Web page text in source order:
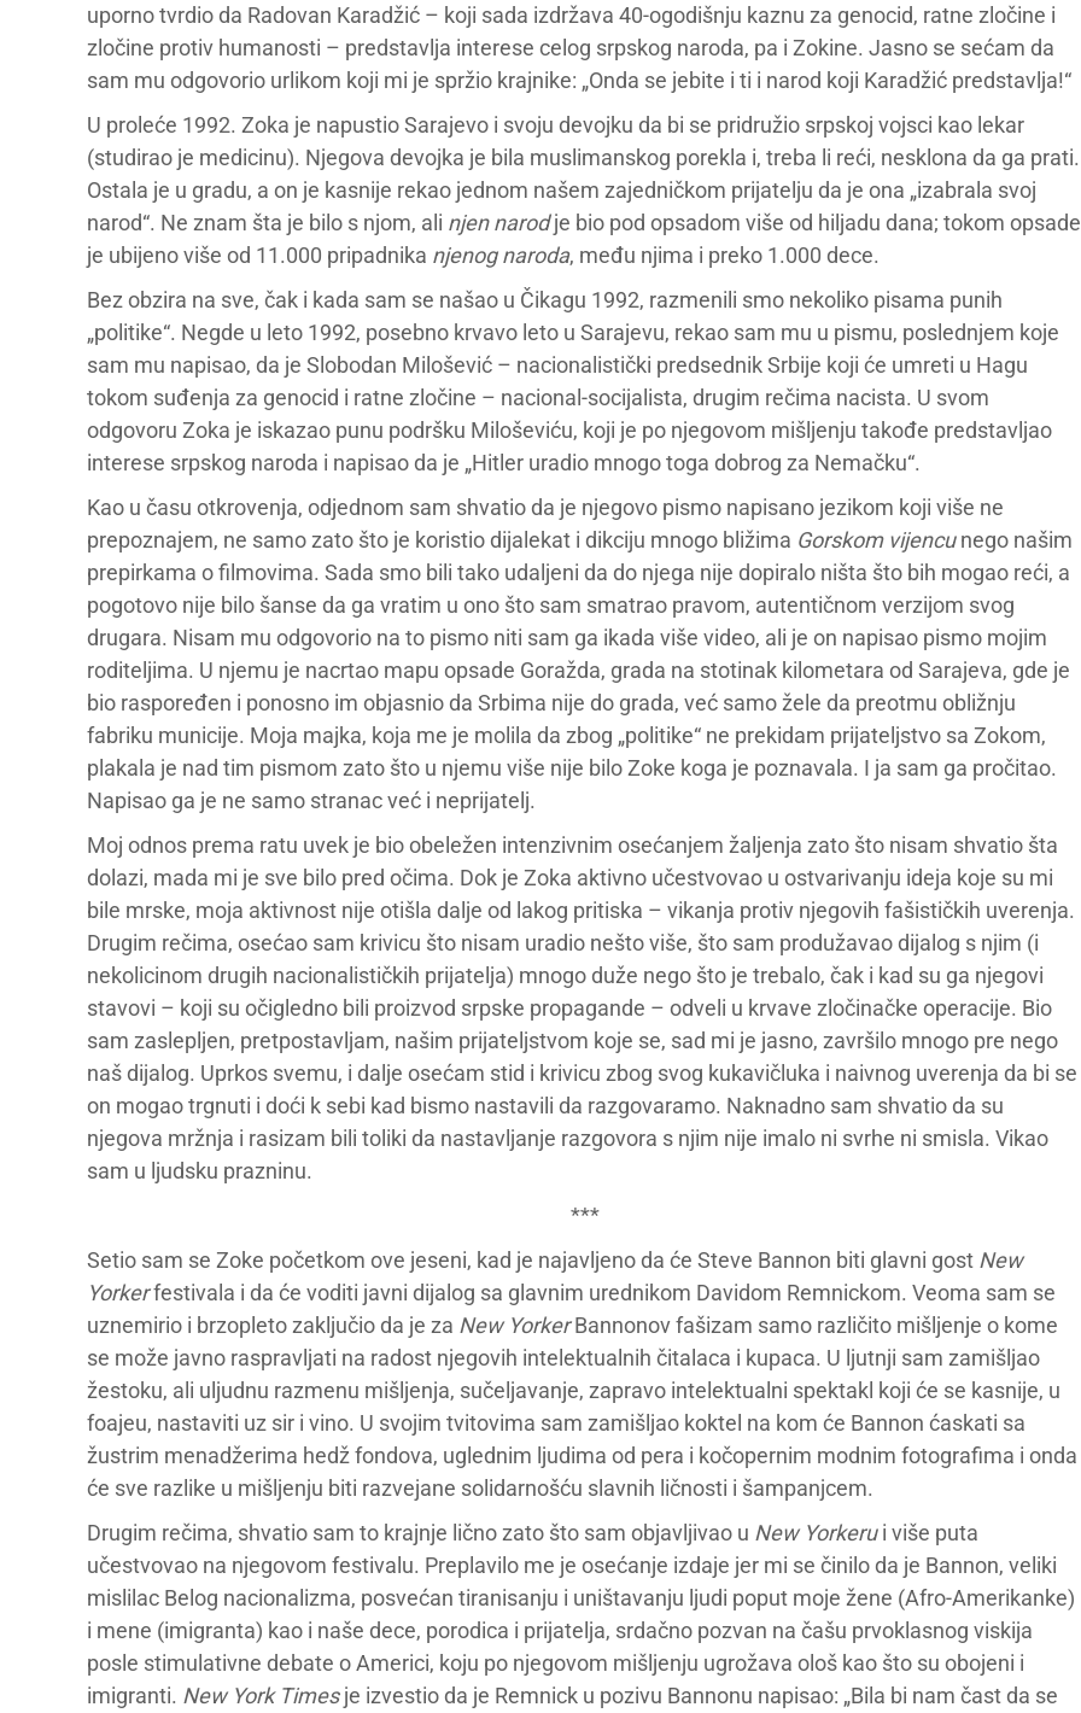
uporno tvrdio da Radovan Karadžić – koji sada izdržava 40-ogodišnju kaznu za genocid, ratne zločine i
zločine protiv humanosti – predstavlja interese celog srpskog naroda, pa i Zokine. Jasno se sećam da
sam mu odgovorio urlikom koji mi je spržio krajnike: „Onda se jebite i ti i narod koji Karadžić predstavlja!“
U proleće 1992. Zoka je napustio Sarajevo i svoju devojku da bi se pridružio srpskoj vojsci kao lekar
(studirao je medicinu). Njegova devojka je bila muslimanskog porekla i, treba li reći, nesklona da ga prati.
Ostala je u gradu, a on je kasnije rekao jednom našem zajedničkom prijatelju da je ona „izabrala svoj
narod“. Ne znam šta je bilo s njom, ali njen narodje bio pod opsadom više od hiljadu dana; tokom opsade
je ubijeno više od 11.000 pripadnika njenog naroda, među njima i preko 1.000 dece.
Bez obzira na sve, čak i kada sam se našao u Čikagu 1992, razmenili smo nekoliko pisama punih
„politike“. Negde u leto 1992, posebno krvavo leto u Sarajevu, rekao sam mu u pismu, poslednjem koje
sam mu napisao, da je Slobodan Milošević – nacionalistički predsednik Srbije koji će umreti u Hagu
tokom suđenja za genocid i ratne zločine – nacional-socijalista, drugim rečima nacista. U svom
odgovoru Zoka je iskazao punu podršku Miloševiću, koji je po njegovom mišljenju takođe predstavljao
interese srpskog naroda i napisao da je „Hitler uradio mnogo toga dobrog za Nemačku“.
Kao u času otkrovenja, odjednom sam shvatio da je njegovo pismo napisano jezikom koji više ne
prepoznajem, ne samo zato što je koristio dijalekat i dikciju mnogo bližima Gorskom vijencunego našim
prepirkama o filmovima. Sada smo bili tako udaljeni da do njega nije dopiralo ništa što bih mogao reći, a
pogotovo nije bilo šanse da ga vratim u ono što sam smatrao pravom, autentičnom verzijom svog
drugara. Nisam mu odgovorio na to pismo niti sam ga ikada više video, ali je on napisao pismo mojim
roditeljima. U njemu je nacrtao mapu opsade Goražda, grada na stotinak kilometara od Sarajeva, gde je
bio raspoređen i ponosno im objasnio da Srbima nije do grada, već samo žele da preotmu obližnju
fabriku municije. Moja majka, koja me je molila da zbog „politike“ ne prekidam prijateljstvo sa Zokom,
plakala je nad tim pismom zato što u njemu više nije bilo Zoke koga je poznavala. I ja sam ga pročitao.
Napisao ga je ne samo stranac već i neprijatelj.
Moj odnos prema ratu uvek je bio obeležen intenzivnim osećanjem žaljenja zato što nisam shvatio šta
dolazi, mada mi je sve bilo pred očima. Dok je Zoka aktivno učestvovao u ostvarivanju ideja koje su mi
bile mrske, moja aktivnost nije otišla dalje od lakog pritiska – vikanja protiv njegovih fašističkih uverenja.
Drugim rečima, osećao sam krivicu što nisam uradio nešto više, što sam produžavao dijalog s njim (i
nekolicinom drugih nacionalističkih prijatelja) mnogo duže nego što je trebalo, čak i kad su ga njegovi
stavovi – koji su očigledno bili proizvod srpske propagande – odveli u krvave zločinačke operacije. Bio
sam zaslepljen, pretpostavljam, našim prijateljstvom koje se, sad mi je jasno, završilo mnogo pre nego
naš dijalog. Uprkos svemu, i dalje osećam stid i krivicu zbog svog kukavičluka i naivnog uverenja da bi se
on mogao trgnuti i doći k sebi kad bismo nastavili da razgovaramo. Naknadno sam shvatio da su
njegova mržnja i rasizam bili toliki da nastavljanje razgovora s njim nije imalo ni svrhe ni smisla. Vikao
sam u ljudsku prazninu.
***
Setio sam se Zoke početkom ove jeseni, kad je najavljeno da će Steve Bannon biti glavni gost New
Yorkerfestivala i da će voditi javni dijalog sa glavnim urednikom Davidom Remnickom. Veoma sam se
uznemirio i brzopleto zaključio da je za New YorkerBannonov fašizam samo različito mišljenje o kome
se može javno raspravljati na radost njegovih intelektualnih čitalaca i kupaca. U ljutnji sam zamišljao
žestoku, ali uljudnu razmenu mišljenja, sučeljavanje, zapravo intelektualni spektakl koji će se kasnije, u
foajeu, nastaviti uz sir i vino. U svojim tvitovima sam zamišljao koktel na kom će Bannon ćaskati sa
žustrim menadžerima hedž fondova, uglednim ljudima od pera i kočopernim modnim fotografima i onda
će sve razlike u mišljenju biti razvejane solidarnošću slavnih ličnosti i šampanjcem.
Drugim rečima, shvatio sam to krajnje lično zato što sam objavljivao u New Yorkerui više puta
učestvovao na njegovom festivalu. Preplavilo me je osećanje izdaje jer mi se činilo da je Bannon, veliki
mislilac Belog nacionalizma, posvećan tiranisanju i uništavanju ljudi poput moje žene (Afro-Amerikanke)
i mene (imigranta) kao i naše dece, porodica i prijatelja, srdačno pozvan na čašu prvoklasnog viskija
posle stimulativne debate o Americi, koju po njegovom mišljenju ugrožava ološ kao što su obojeni i
imigranti. New York Timesje izvestio da je Remnick u pozivu Bannonu napisao: „Bila bi nam čast da se